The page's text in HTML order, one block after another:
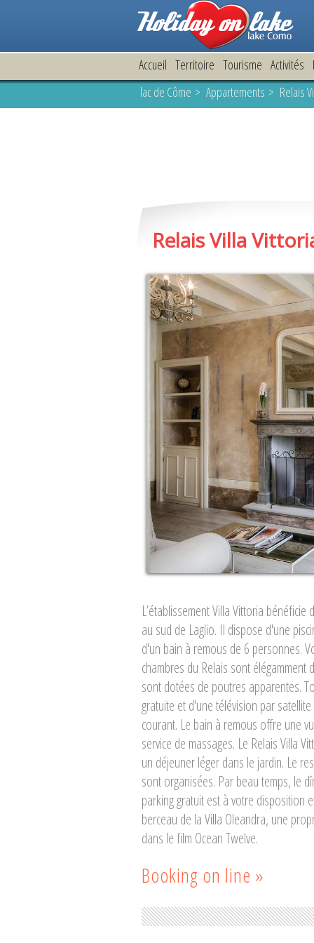
Accueil Territoire Tourisme Activités
lac de Côme > Appartements > Relais
Relais Villa
L’établissement Villa Vittoria
au sud de Laglio. Il dispose d'une
d'un bain à remous de 6 personnes.
chambres du Relais sont
sont dotées de poutres apparentes.
gratuite et d'une télévision par
courant. Le bain à remous offre une
service de massages. Le Relais Villa
un déjeuner léger dans le jardin. Le
sont organisées. Par beau temps, le
parking gratuit est à votre disposition
berceau de la Villa Oleandra, une
dans le film Ocean Twelve.
Booking on line »